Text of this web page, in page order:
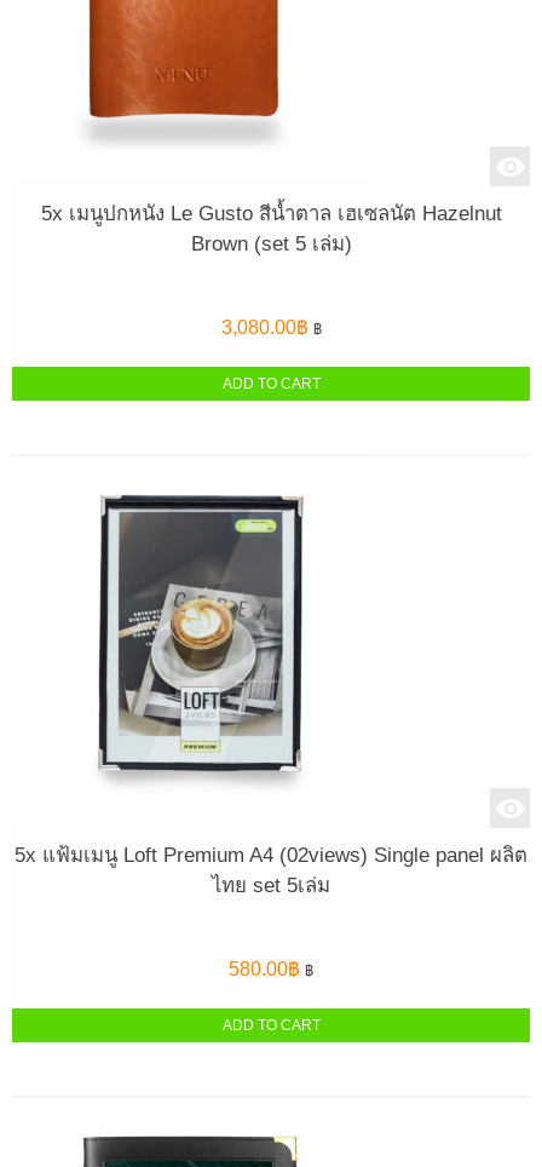
5x เมนูปกหนัง Le Gusto สีน้ำตาล เฮเซลนัต Hazelnut
Brown (set 5 เล่ม)
3,080.00฿ ฿
ADD TO CART
5x แฟ้มเมนู Loft Premium A4 (02views) Single panel ผลิต
ไทย set 5เล่ม
580.00฿ ฿
ADD TO CART